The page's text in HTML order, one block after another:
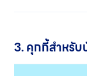
3. คุกกี้สำหรั